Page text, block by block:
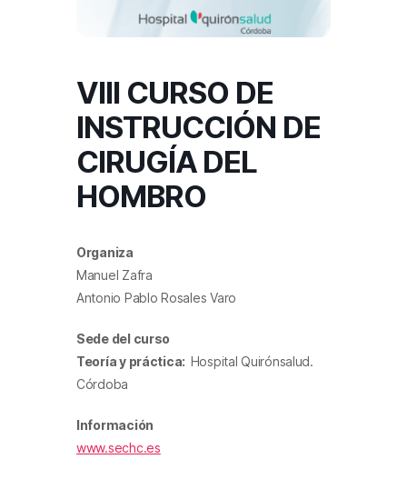
VIII CURSO DE
INSTRUCCIÓN DE
CIRUGÍA DEL
HOMBRO
Organiza
Manuel Zafra
Antonio Pablo Rosales Varo
Sede del curso
Teoría y práctica: Hospital Quirónsalud.
Córdoba
Información
www.sechc.es